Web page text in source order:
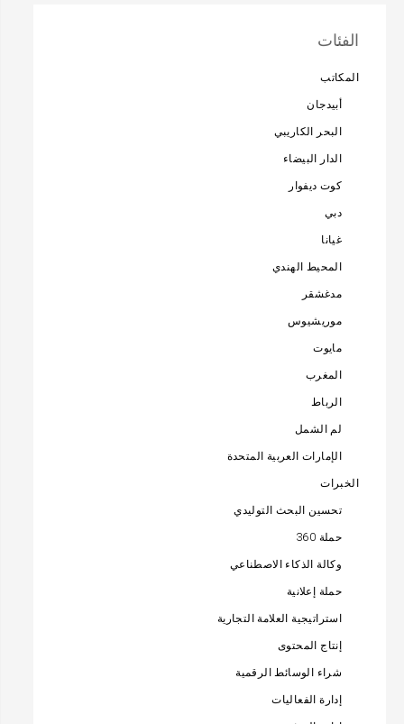
الفئات
المكاتب
أبيدجان
البحر الكاريبي
الدار البيضاء
كوت ديفوار
دبي
غيانا
المحيط الهندي
مدغشقر
موريشيوس
مايوت
المغرب
الرباط
لم الشمل
الإمارات العربية المتحدة
الخبرات
تحسين البحث التوليدي
حملة 360
وكالة الذكاء الاصطناعي
حملة إعلانية
استراتيجية العلامة التجارية
إنتاج المحتوى
شراء الوسائط الرقمية
إدارة الفعاليات